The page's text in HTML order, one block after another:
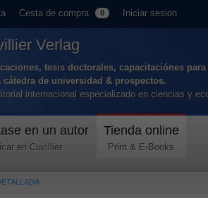
Cesta de compra 0 Iniciar sesion
Verlag
tesis doctorales, capacitaciónes para
cátedra de universidad & prospectos.
internacional especializado en ciencias y
en un autor
en Cuvillier
Tienda online
Print & E-Books